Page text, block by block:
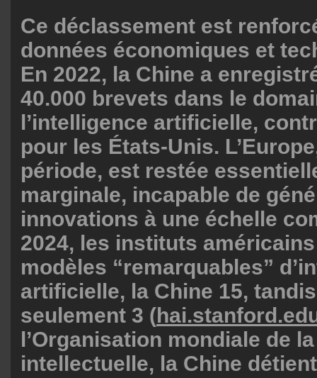
Ce déclassement est
données économiques et
En 2022, la Chine a
40.000 brevets dans le
l’intelligence artificielle,
pour les États-Unis.
période, est restée
marginale, incapable de
innovations à une échelle
2024, les instituts
modèles “remarquables”
artificielle, la Chine 15,
seulement 3 (
l’Organisation mondiale de
intellectuelle, la Chine